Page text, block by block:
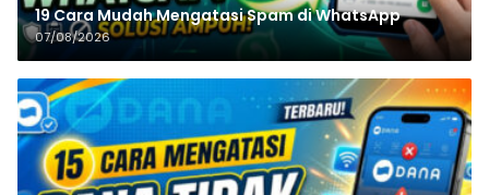
19 Cara Mudah Mengatasi Spam di WhatsApp
07/08/2026